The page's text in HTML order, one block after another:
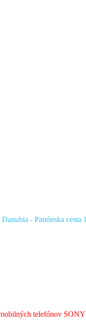
- Panónska cesta
telefónov SONY